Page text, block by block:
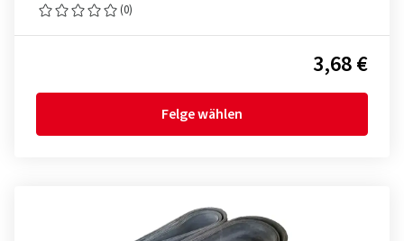
(0)
3,68 €
Felge wählen